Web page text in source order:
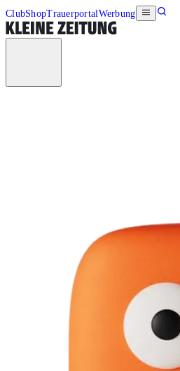
ClubShopTrauerportalWerbung